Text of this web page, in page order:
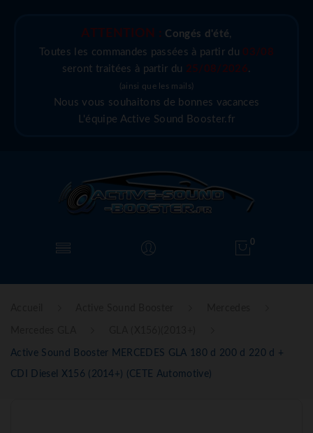
ATTENTION : Congés d'été,
Toutes les commandes passées à partir du 03/08
seront traitées à partir du 25/08/2026.
(ainsi que les mails)
Nous vous souhaitons de bonnes vacances
L'équipe Active Sound Booster.fr
0
Active Sound Booster MERCEDES GLA 180 d 200 d 220 d +
CDI Diesel X156 (2014+) (CETE Automotive)